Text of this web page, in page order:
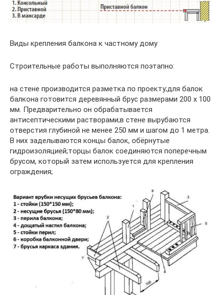
Виды крепления балкона к частному дому
Строительные работы выполняются поэтапно:
на стене производится разметка по проекту;для балок
балкона готовится деревянный брус размерами 200 х 100
мм. Предварительно он обрабатывается
антисептическими растворами;в стене вырубаются
отверстия глубиной не менее 250 мм и шагом до 1 метра.
В них заделываются концы балок, обёрнутые
гидроизоляцией;торцы балок соединяются поперечным
брусом, который затем используется для крепления
ограждения;